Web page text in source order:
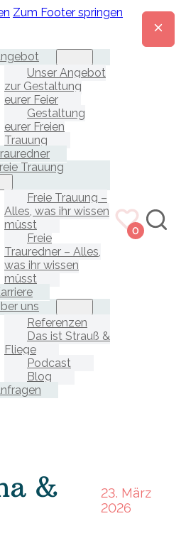
Zum Footer springen
Unser Angebot
zur Gestaltung
eurer Feier
Gestaltung
eurer Freien
Trauung
Trauung
Freie Trauung –
Alles, was ihr wissen
müsst
Freie
Trauredner – Alles,
was ihr wissen
müsst
uns
Referenzen
Das ist Strauß &
Fliege
Podcast
Blog
0
&
23. März
2026